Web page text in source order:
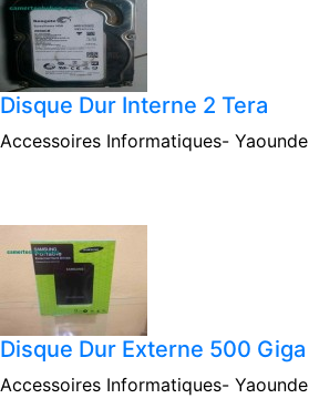
Disque Dur Interne 2 Tera
Accessoires Informatiques- Yaounde
Disque Dur Externe 500 Giga
Accessoires Informatiques- Yaounde